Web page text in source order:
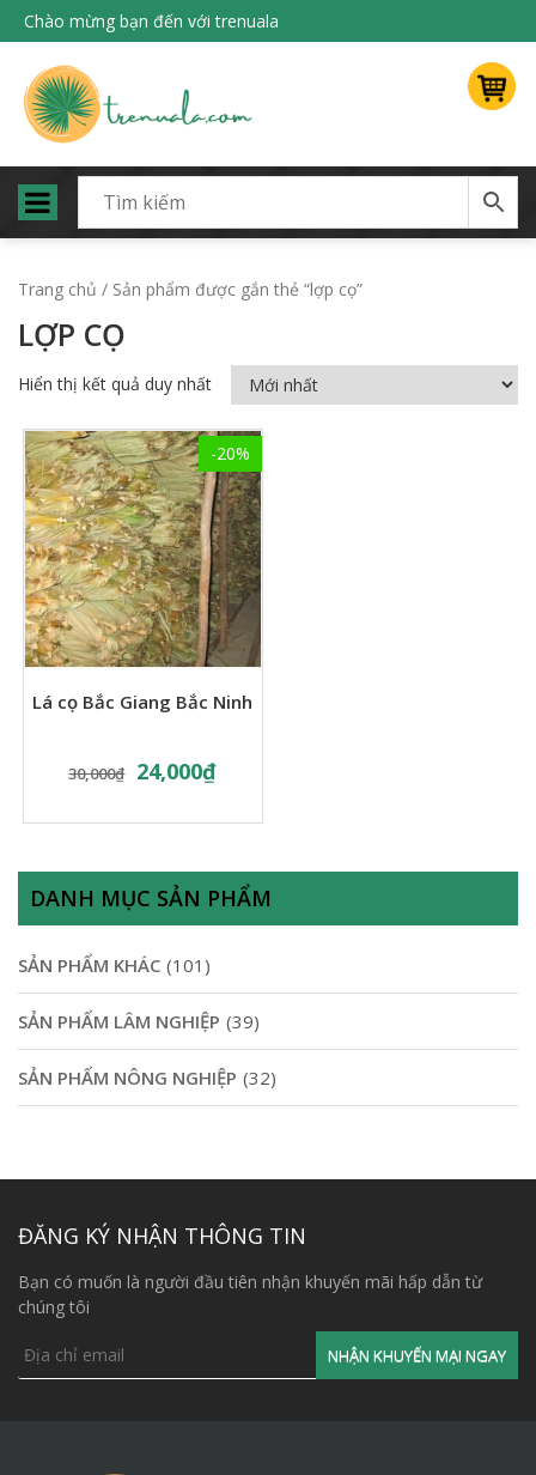
Chào mừng bạn đến với trenuala
Trang chủ / Sản phẩm được gắn thẻ “lợp cọ”
LỢP CỌ
Hiển thị kết quả duy nhất
-20%
Lá cọ Bắc Giang Bắc Ninh
30,000₫ 24,000₫
DANH MỤC SẢN PHẨM
SẢN PHẨM KHÁC (101)
SẢN PHẨM LÂM NGHIỆP (39)
SẢN PHẨM NÔNG NGHIỆP (32)
ĐĂNG KÝ NHẬN THÔNG TIN
Bạn có muốn là người đầu tiên nhận khuyến mãi hấp dẫn từ
chúng tôi